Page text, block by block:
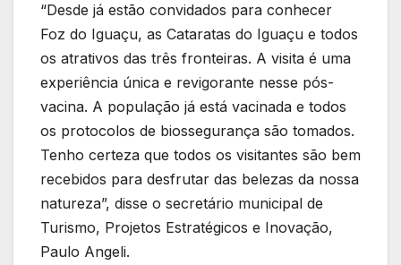
“Desde já estão convidados para conhecer
Foz do Iguaçu, as Cataratas do Iguaçu e todos
os atrativos das três fronteiras. A visita é uma
experiência única e revigorante nesse pós-
vacina. A população já está vacinada e todos
os protocolos de biossegurança são tomados.
Tenho certeza que todos os visitantes são bem
recebidos para desfrutar das belezas da nossa
natureza”, disse o secretário municipal de
Turismo, Projetos Estratégicos e Inovação,
Paulo Angeli.